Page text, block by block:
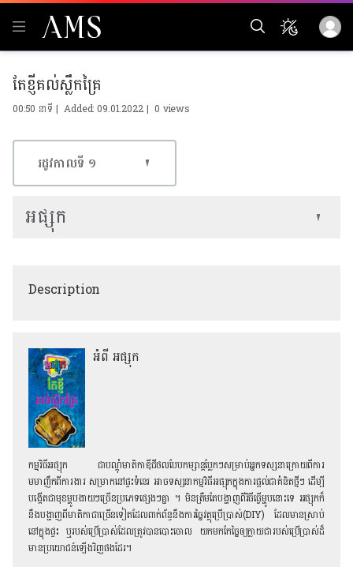
តែខ្ញីគល់ស្លឹកគ្រៃ
00:50 នាទី | Added: 09.01.2022 |0 views
Description
អំពី អផ្សុក
កម្មវិធីអផ្សុក ជាបណ្ដុំមាតិកាឌីជីថលបែបកម្សាន្ដប្លែកៗសម្រាប់អ្នកទស្សនាក្រោយពីការ
មមាញឹកពីការងារ សម្រាកនៅផ្ទះទំនេរ អាចទស្សនាកម្មវិធីអផ្សុកក្នុងការផ្ដល់ជាគំនិតថ្មីៗ ដើម្បី
បង្កើតជាមុខម្ហូបងាយៗច្រើនប្រភេទផ្សេងៗគ្នា ។ មិនត្រឹមតែបង្ហាញពីវិធីធ្វើម្ហូបនោះទេ អផ្សុកក៏
នឹងបង្ហាញពីមាតិកាជាច្រើនទៀតដែលពាក់ព័ន្ធនឹងការច្នៃវត្ថុប្រើប្រាស់(DIY) ដែលមានស្រាប់
នៅក្នុងផ្ទះ ឬរបស់ប្រើប្រាស់ដែលត្រូវបានបោះចោល យកមកកែច្នៃឲ្យក្លាយជារបស់ប្រើប្រាស់ដ៏
មានប្រយោជន៍ឡើងវិញផងដែរ។
រដូវកាលទី​ ១
អផ្សុក